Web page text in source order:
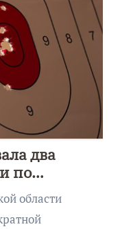
два
по
области